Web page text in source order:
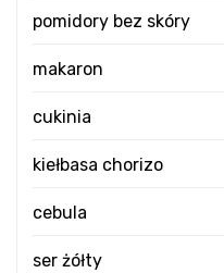
pomidory bez skóry
makaron
cukinia
kiełbasa chorizo
cebula
ser żółty